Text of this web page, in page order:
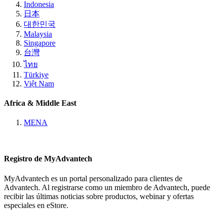
Indonesia
日本
대한민국
Malaysia
Singapore
台灣
ไทย
Türkiye
Việt Nam
Africa & Middle East
MENA
Registro de MyAdvantech
MyAdvantech es un portal personalizado para clientes de
Advantech. Al registrarse como un miembro de Advantech, puede
recibir las últimas noticias sobre productos, webinar y ofertas
especiales en eStore.